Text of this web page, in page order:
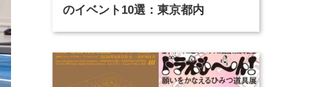
のイベント10選：東京都内